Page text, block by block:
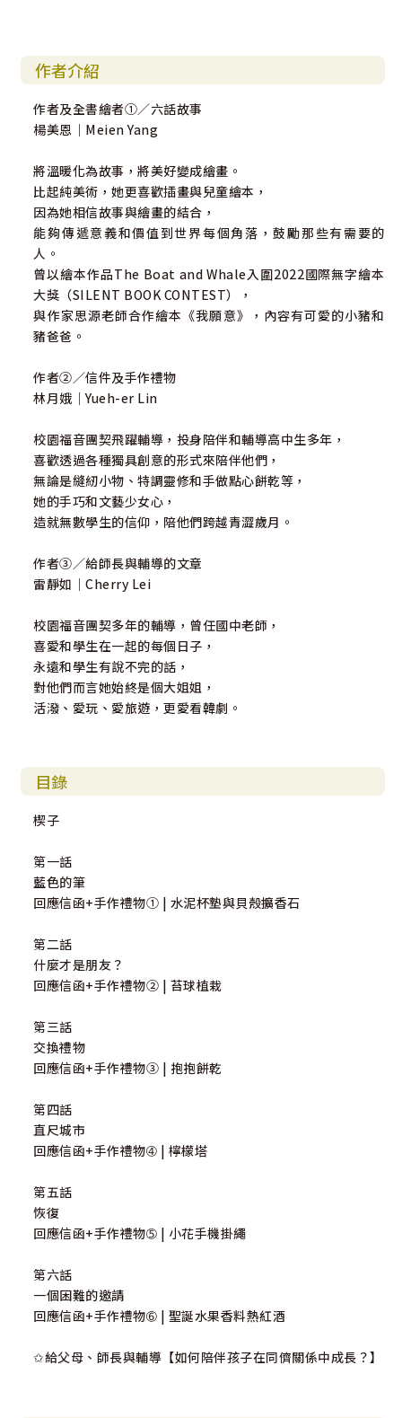
作者介紹
作者及全書繪者➀／六話故事
楊美恩｜Meien Yang
將溫暖化為故事，將美好變成繪畫。
比起純美術，她更喜歡插畫與兒童繪本，
因為她相信故事與繪畫的結合，
能夠傳遞意義和價值到世界每個角落，鼓勵那些有需要的
人。
曾以繪本作品The Boat and Whale入圍2022國際無字繪本
大獎（SILENT BOOK CONTEST），
與作家思源老師合作繪本《我願意》，內容有可愛的小豬和
豬爸爸。
作者➁／信件及手作禮物
林月娥｜Yueh-er Lin
校園福音團契飛躍輔導，投身陪伴和輔導高中生多年，
喜歡透過各種獨具創意的形式來陪伴他們，
無論是縫紉小物、特調靈修和手做點心餅乾等，
她的手巧和文藝少女心，
造就無數學生的信仰，陪他們跨越青澀歲月。
作者➂／給師長與輔導的文章
雷靜如｜Cherry Lei
校園福音團契多年的輔導，曾任國中老師，
喜愛和學生在一起的每個日子，
永遠和學生有說不完的話，
對他們而言她始終是個大姐姐，
活潑、愛玩、愛旅遊，更愛看韓劇。
目錄
楔子
第一話
藍色的筆
回應信函+手作禮物➀ | 水泥杯墊與貝殼擴香石
第二話
什麼才是朋友？
回應信函+手作禮物➁ | 苔球植栽
第三話
交換禮物
回應信函+手作禮物➂ | 抱抱餅乾
第四話
直尺城市
回應信函+手作禮物➃ | 檸檬塔
第五話
恢復
回應信函+手作禮物➄ | 小花手機掛繩
第六話
一個困難的邀請
回應信函+手作禮物➅ | 聖誕水果香料熱紅酒
✩給父母、師長與輔導【如何陪伴孩子在同儕關係中成長？】